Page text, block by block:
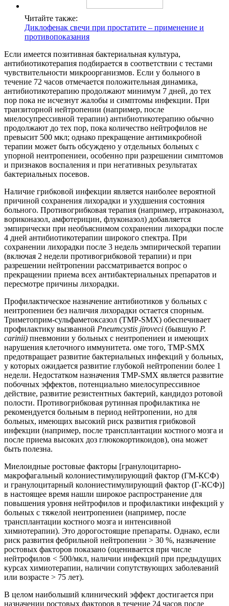
Читайте также:
Диклофенак свечи при простатите – применение и
противопоказания
Если имеется позитивная бактериальная культура,
антибиотикотерапия подбирается в соответствии с тестами
чувствительности микроорганизмов. Если у больного в
течение 72 часов отмечается положительная динамика,
антибиотикотерапию продолжают минимум 7 дней, до тех
пор пока не исчезнут жалобы и симптомы инфекции. При
транзиторной нейтропении (например, после
миелосупрессивной терапии) антибиотикотерапию обычно
продолжают до тех пор, пока количество нейтрофилов не
превысит 500 мкл; однако прекращение антимикробной
терапии может быть обсуждено у отдельных больных с
упорной неитропениеи, особенно при разрешении симптомов
и признаков воспаления и при негативных результатах
бактериальных посевов.
Наличие грибковой инфекции является наиболее вероятной
причиной сохранения лихорадки и ухудшения состояния
больного. Противогрибковая терапия (например, итраконазол,
вориконазол, амфотерицин, флуконазол) добавляется
эмпирически при необъяснимом сохранении лихорадки после
4 дней антибиотикотерапии широкого спектра. При
сохранении лихорадки после 3 недель эмпирической терапии
(включая 2 недели противогрибковой терапии) и при
разрешении нейтропении рассматривается вопрос о
прекращении приема всех антибактериальных препаратов и
пересмотре причины лихорадки.
Профилактическое назначение антибиотиков у больных с
неитропениеи без наличия лихорадки остается спорным.
Триметоприм-сульфаметоксазол (ТМР-SMX) обеспечивает
профилактику вызванной Pneumcystis jiroveci (бывшую P.
carinii) пневмонии у больных с неитропениеи и имеющих
нарушения клеточного иммунитета. оме того, TMP-SMX
предотвращает развитие бактериальных инфекций у больных,
у которых ожидается развитие глубокой нейтропении более 1
недели. Недостатком назначения TMP-SMX является развитие
побочных эффектов, потенциально миелосупрессивное
действие, развитие резистентных бактерий, кандидоз ротовой
полости. Противогрибковая рутинная профилактика не
рекомендуется больным в период нейтропении, но для
больных, имеющих высокий риск развития грибковой
инфекции (например, после трансплантации костного мозга и
после приема высоких доз глюкокортикоидов), она может
быть полезна.
Миелоидные ростовые факторы [гранулоцитарно-
макрофагальный колониестимулирующий фактор (ГМ-КСФ)
и гранулоцитарный колониестимулирующий фактор (Г-КСФ)]
в настоящее время нашли широкое распространение для
повышения уровня нейтрофилов и профилактики инфекций у
больных с тяжелой неитропениеи (например, после
трансплантации костного мозга и интенсивной
химиотерапии). Это дорогостоящие препараты. Однако, если
риск развития фебрильной нейтропении > 30 %, назначение
ростовых факторов показано (оценивается при числе
нейтрофилов < 500/мкл, наличии инфекций при предыдущих
курсах химиотерапии, наличии сопутствующих заболеваний
или возрасте > 75 лет).
В целом наибольший клинический эффект достигается при
назначении ростовых факторов в течение 24 часов после